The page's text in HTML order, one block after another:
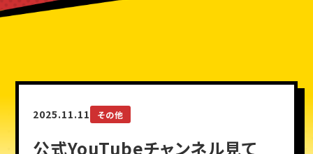
お問い合わせの流れ
2025.11.11 その他
公式YouTubeチャンネル見て